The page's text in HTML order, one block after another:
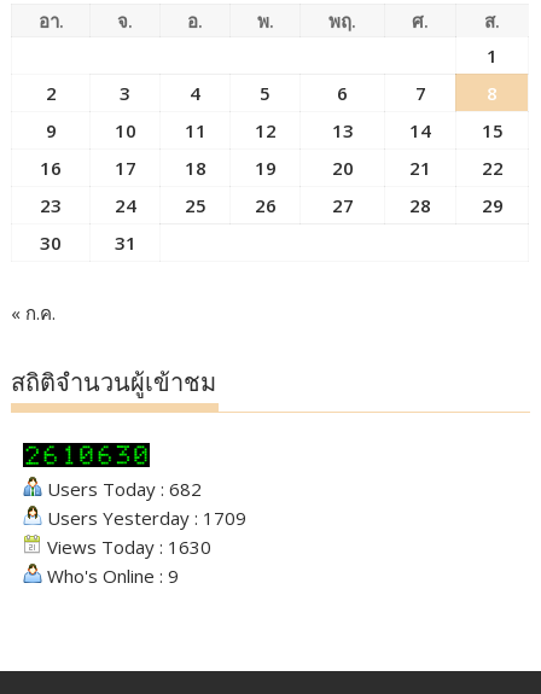
อา. จ. อ. พ. พฤ. ศ.
ส.
1
2
3 4 5 6 7
8
9
10 11 12 13 14
15
16
17 18 19 20 21
22
23
24 25 26 27 28
29
30
31
« ก.ค.
สถิติจำนวนผู้เข้าชม
Users Today : 682
Users Yesterday : 1709
Views Today : 1630
Who's Online : 9